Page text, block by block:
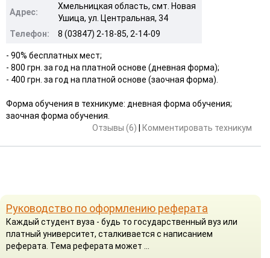
Адрес:
Хмельницкая область, смт. Новая
Ушица, ул. Центральная, 34
Телефон:
8 (03847) 2-18-85, 2-14-09
- 90% бесплатных мест;
- 800 грн. за год на платной основе (дневная форма);
- 400 грн. за год на платной основе (заочная форма).
Форма обучения в техникуме: дневная форма обучения;
заочная форма обучения.
Отзывы (6)
Комментировать техникум
Руководство по оформлению реферата
Каждый студент вуза - будь то государственный вуз или
платный университет, сталкивается с написанием
реферата. Тема реферата может ...